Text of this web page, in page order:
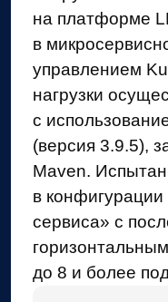
сервиса» с
горизонтальным
до 8 и более подов.
Цели
Оценка
системы
Испытание
Проверка